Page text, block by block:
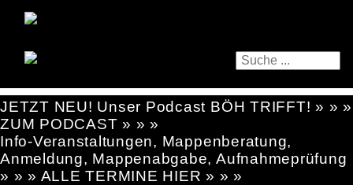
JETZT NEU! Unser Podcast BÖH TRIFFT! » » »
ZUM PODCAST » » »
Info-Veranstaltungen, Mappenberatung,
Anmeldung, Mappenabgabe, Aufnahmeprüfung
» » » ALLE TERMINE HIER » » »